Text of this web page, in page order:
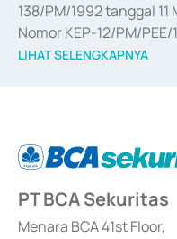
138/PM/1992 tanggal
Nomor KEP-12/PM/
merger, akuisisi,
LIHAT SELENGKAPNYA
PT BCA Sekuritas
Menara BCA 41st Floor,